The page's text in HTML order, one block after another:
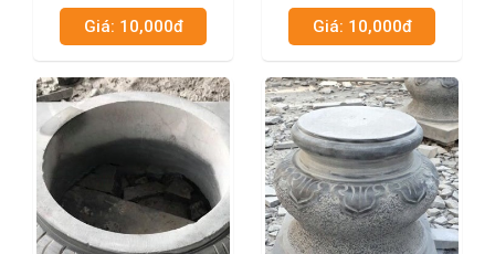
01
Giá: 10,000đ
ngọc 01
Giá: 10,000đ